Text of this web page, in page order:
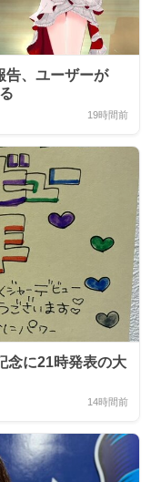
告、ユーザーが
19時間前
念に21時発表の大
14時間前